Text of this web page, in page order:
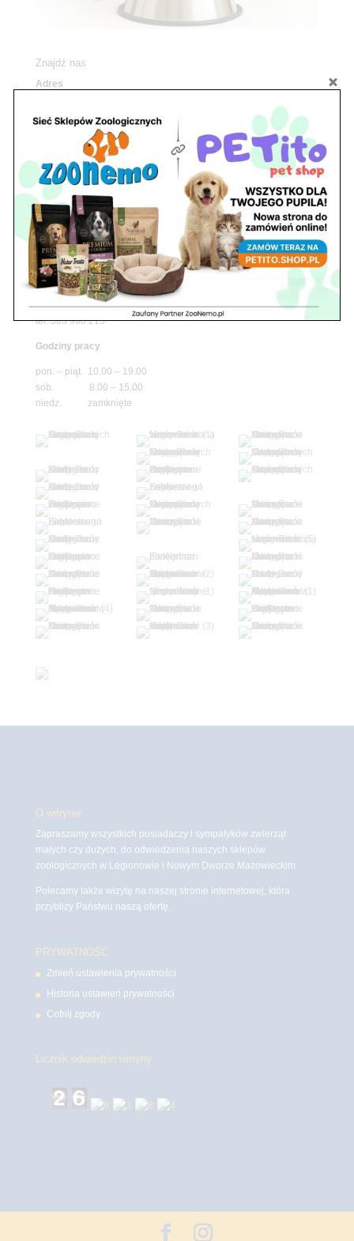
Znajdź nas
Adres
ul. Piłsudskiego 31,
tel./fax. 22 784 71 96
Godziny pracy
pon. – piąt. 10.00 – 19.00
sob. 10.00 – 15.00
niedz. zamknięte
Adres
05-100 Nowy Dwór Mazowiecki
ul. Leśna 2
tel. 503 900 215
Godziny pracy
pon. – piąt. 10.00 – 19.00
sob. 8.00 – 15.00
niedz. zamknięte
O witrynie
Zapraszamy wszystkich posiadaczy i sympatyków zwierząt
małych czy dużych, do odwiedzenia naszych sklepów
zoologicznych w Legionowie i Nowym Dworze Mazowieckim
Polecamy także wizytę na naszej stronie internetowej, która
przybliży Państwu naszą ofertę.
PRYWATNOŚĆ
Zmień ustawienia prywatności
Historia ustawień prywatności
Cofnij zgody
Licznik odwiedzin witryny